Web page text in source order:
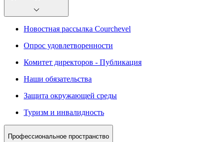
Новостная рассылка Courchevel
Опрос удовлетворенности
Комитет директоров - Публикация
Наши обязательства
Защита окружающей среды
Туризм и инвалидность
Профессиональное пространство